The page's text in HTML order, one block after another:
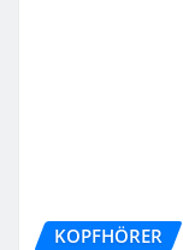
KOPFHÖRER